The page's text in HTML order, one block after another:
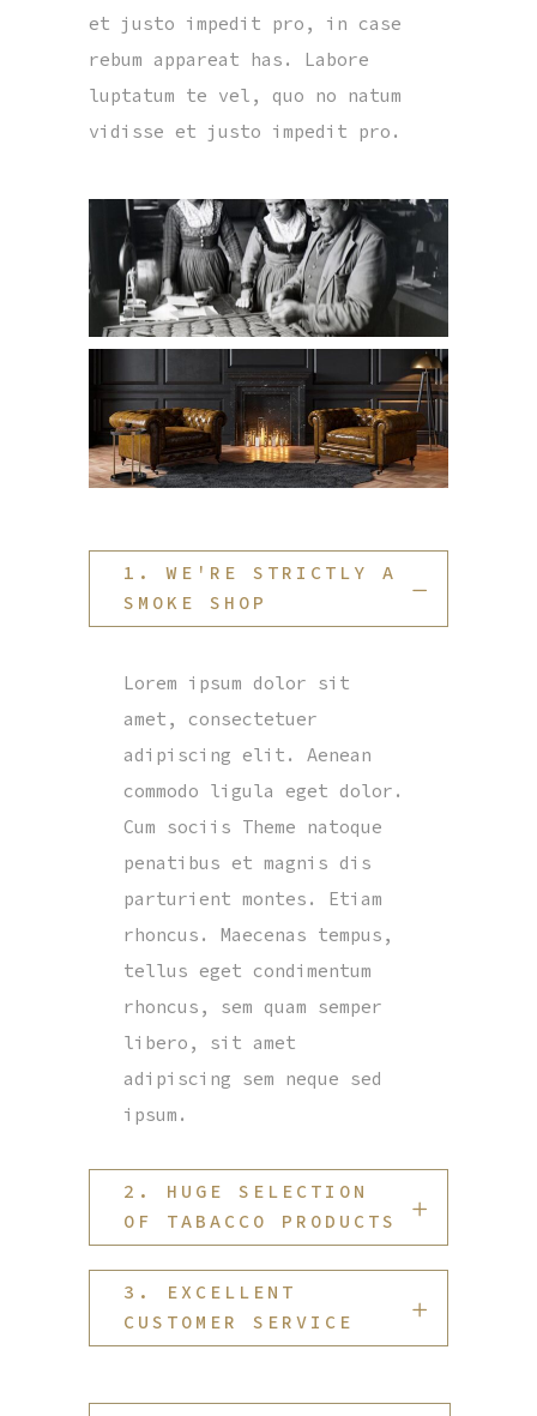
et justo impedit pro, in case
rebum appareat has. Labore
luptatum te vel, quo no natum
vidisse et justo impedit pro.
1. WE'RE STRICTLY A
SMOKE SHOP
Lorem ipsum dolor sit
amet, consectetuer
adipiscing elit. Aenean
commodo ligula eget dolor.
Cum sociis Theme natoque
penatibus et magnis dis
parturient montes. Etiam
rhoncus. Maecenas tempus,
tellus eget condimentum
rhoncus, sem quam semper
libero, sit amet
adipiscing sem neque sed
ipsum.
2. HUGE SELECTION
OF TABACCO PRODUCTS
3. EXCELLENT
CUSTOMER SERVICE